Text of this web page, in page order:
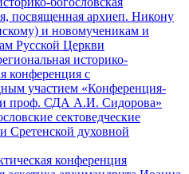
посвященная архиеп. Никону
и новомученикам и
Русской Церкви
историко-
конференция с
участием «Конференция-
проф. СДА А.И. Сидорова»
сектоведческие
Сретенской духовной
конференция